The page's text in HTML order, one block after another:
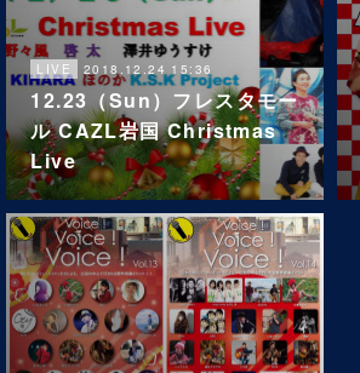
LIVE 2018.12.24 15:36
12.23（Sun）フレスタモー
ル CAZL岩国 Christmas
Live